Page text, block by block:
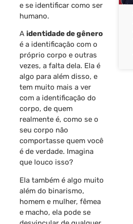
e se identificar como ser
humano.
A identidade de gênero
é a identificação com o
próprio corpo e outras
vezes, a falta dela. Ela é
algo para além disso, e
tem muito mais a ver
com a identificação do
corpo, de quem
realmente é, como se o
seu corpo não
comportasse quem você
é de verdade. Imagina
que louco isso?
Ela também é algo muito
além do binarismo,
homem e mulher, fêmea
e macho, ela pode se